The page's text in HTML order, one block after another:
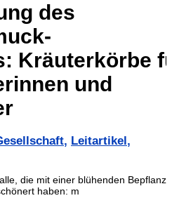
des
Kräuterkörbe
und
, Leitartikel ,
die mit einer blühenden
haben: m